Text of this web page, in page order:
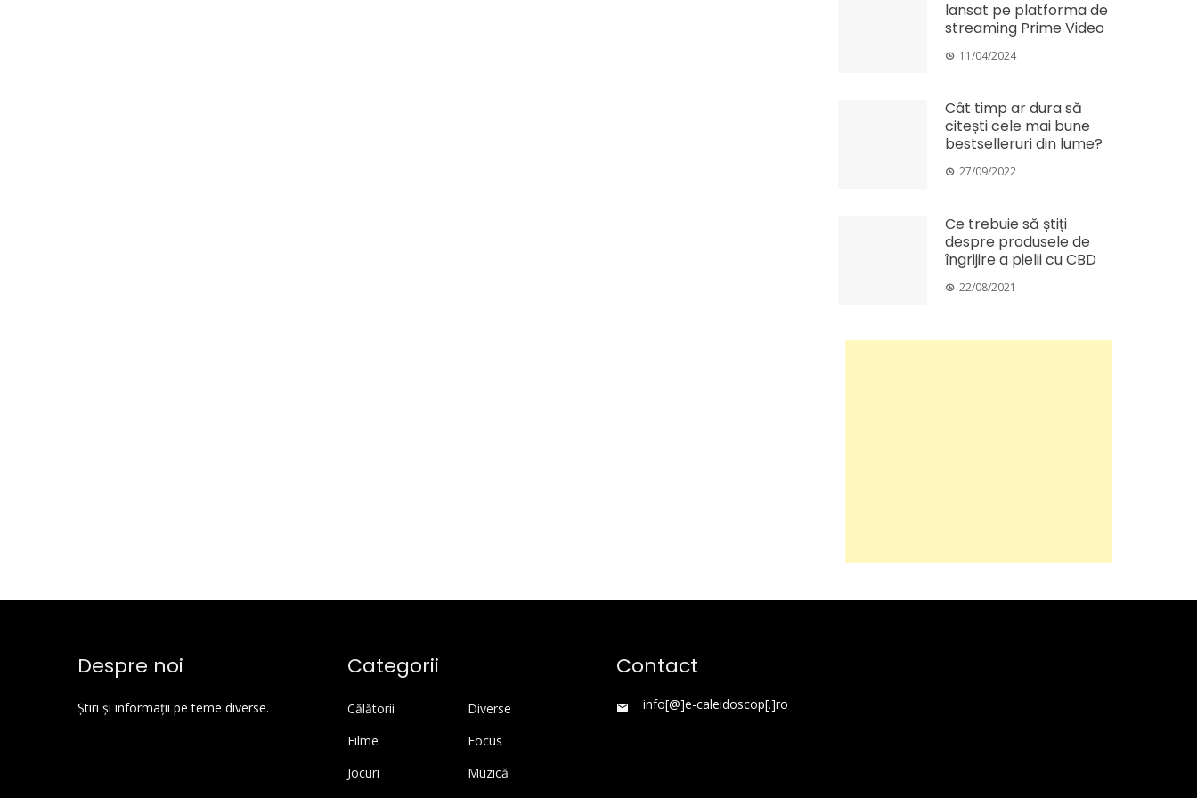
lansat pe platforma de
streaming Prime Video
11/04/2024
Cât timp ar dura să
citești cele mai bune
bestselleruri din lume?
27/09/2022
Ce trebuie să știți
despre produsele de
îngrijire a pielii cu CBD
22/08/2021
Despre noi
Știri și informații pe teme diverse.
Categorii
Călătorii
Diverse
Filme
Focus
Jocuri
Muzică
Contact
info[@]e-caleidoscop[.]ro